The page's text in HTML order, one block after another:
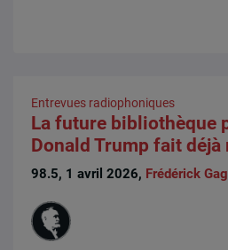
Entrevues radiophoniques
La future bibliothèque
Donald Trump fait déjà
98.5, 1 avril 2026, Frédérick